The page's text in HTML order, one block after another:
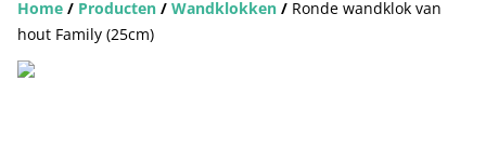
Home / Producten / Wandklokken / Ronde wandklok van
hout Family (25cm)